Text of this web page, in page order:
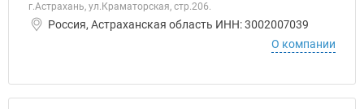
г.Астрахань, ул.Краматорская, стр.206.
Россия, Астраханская область ИНН: 3002007039
О компании